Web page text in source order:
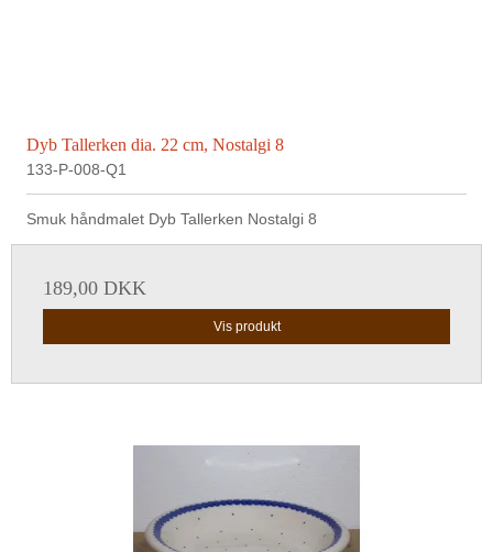
Dyb Tallerken dia. 22 cm, Nostalgi 8
133-P-008-Q1
Smuk håndmalet Dyb Tallerken Nostalgi 8
189,00 DKK
Vis produkt